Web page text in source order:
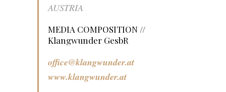
AUSTRIA
MEDIA COMPOSITION //
Klangwunder GesbR
office@klangwunder.at
www.klangwunder.at